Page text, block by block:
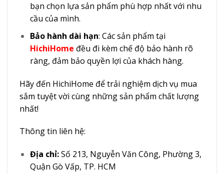
bạn chọn lựa sản phẩm phù hợp nhất với nhu
cầu của mình.
Bảo hành dài hạn: Các sản phẩm tại
HichiHome đều đi kèm chế độ bảo hành rõ
ràng, đảm bảo quyền lợi của khách hàng.
Hãy đến HichiHome để trải nghiệm dịch vụ mua
sắm tuyệt vời cùng những sản phẩm chất lượng
nhất!
Thông tin liên hệ:
Địa chỉ:Số 213, Nguyễn Văn Công, Phường 3,
Quận Gò Vấp, TP. HCM